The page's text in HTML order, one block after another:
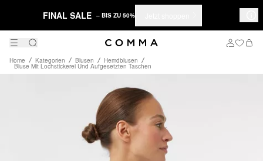
FINAL SALE – BIS ZU 50%
Home Kategorien Blusen Hemdblusen
Bluse Mit Lochstickerei Und Aufgesetzten Taschen